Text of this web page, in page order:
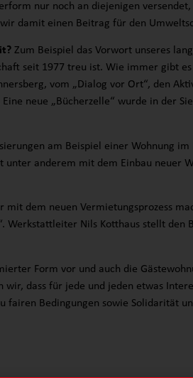
nur noch an diejenigen
damit einen Beitrag für den
Zum Beispiel das Vorwort unseres
seit 1977 treu ist. Wie immer gibt
vom „Dialog vor Ort“, den
neue „Bücherzelle“ wurde in der
am Beispiel einer Wohnung
unter anderem mit dem Einbau neuer
dem neuen Vermietungsprozess
Werkstattleiter Nils Kotthaus stellt
Form vor und auch die
dass für jede und jeden etwas
fairen Bedingungen sowie Solidarität